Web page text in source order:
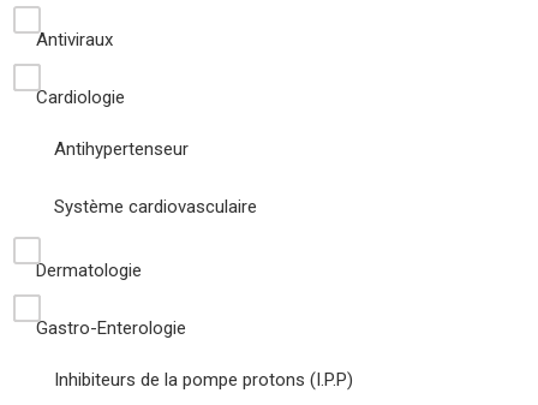
Antiviraux
Cardiologie
Antihypertenseur
Système cardiovasculaire
Dermatologie
Gastro-Enterologie
Inhibiteurs de la pompe protons (I.P.P)